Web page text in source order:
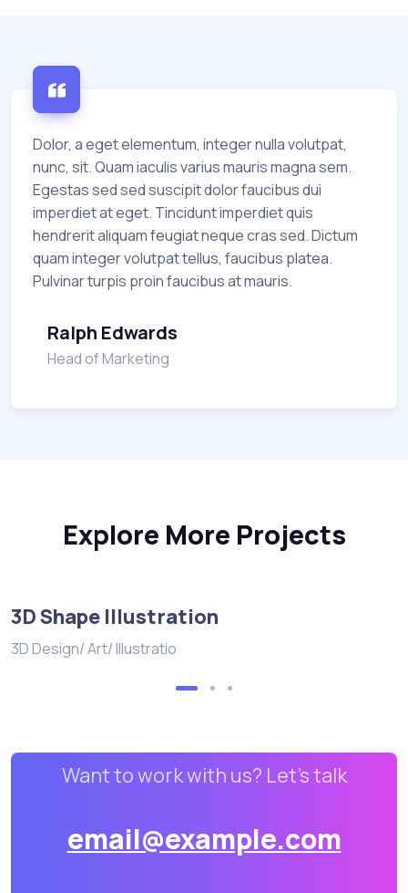
Dolor, a eget elementum, integer nulla volutpat,
nunc, sit. Quam iaculis varius mauris magna sem.
Egestas sed sed suscipit dolor faucibus dui
imperdiet at eget. Tincidunt imperdiet quis
hendrerit aliquam feugiat neque cras sed. Dictum
quam integer volutpat tellus, faucibus platea.
Pulvinar turpis proin faucibus at mauris.
Ralph Edwards
Head of Marketing
Explore More Projects
3D Shape Illustration
3D Design/ Art/ Illustratio
Want to work with us? Let’s talk
email@example.com